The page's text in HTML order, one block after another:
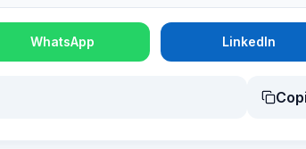
WhatsApp LinkedIn